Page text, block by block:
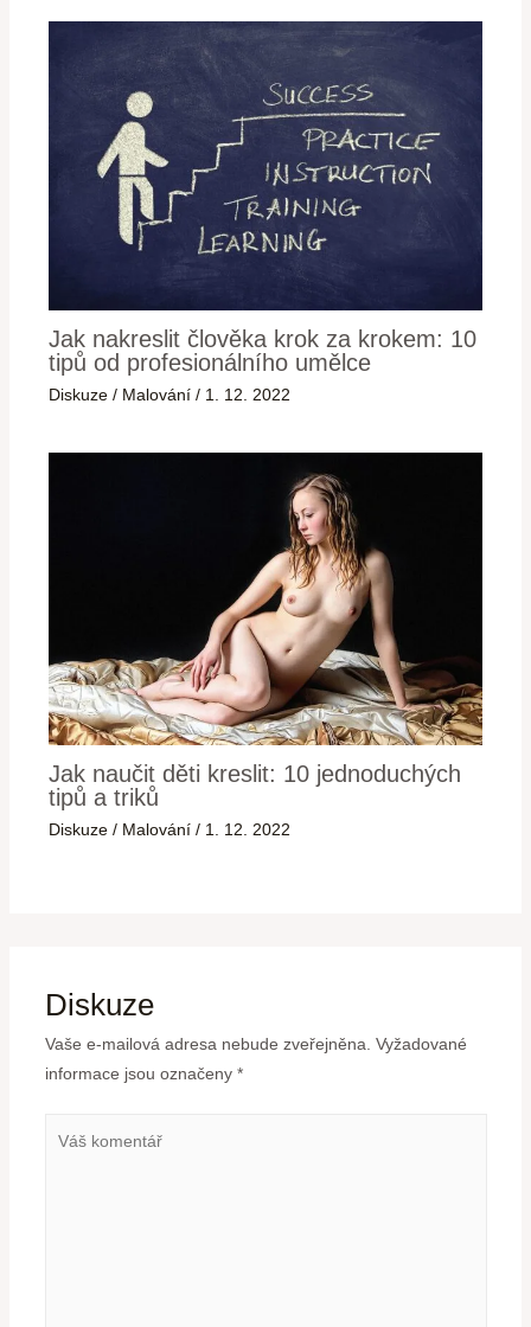
Jak nakreslit člověka krok za krokem: 10
tipů od profesionálního umělce
Diskuze / Malování / 1. 12. 2022
Jak naučit děti kreslit: 10 jednoduchých
tipů a triků
Diskuze / Malování / 1. 12. 2022
Diskuze
Vaše e-mailová adresa nebude zveřejněna. Vyžadované
informace jsou označeny *